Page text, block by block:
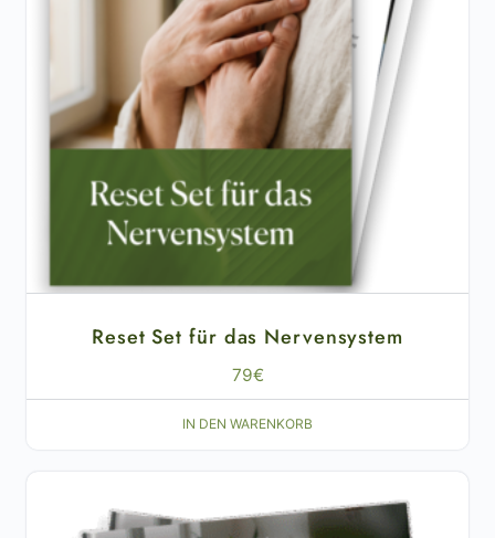
Reset Set für das Nervensystem
79€
IN DEN WARENKORB